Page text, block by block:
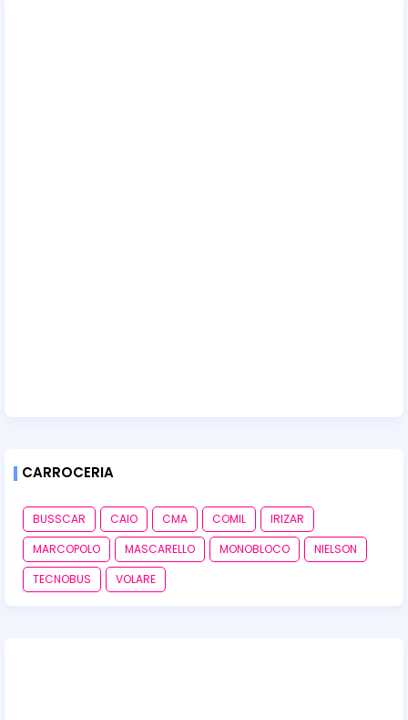
CARROCERIA
BUSSCAR CAIO CMA COMIL
IRIZAR
MARCOPOLO
MASCARELLO MONOBLOCO
NIELSON
TECNOBUS
VOLARE